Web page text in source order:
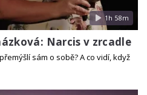
1h 58m
Narcis v zrcadle
sám o sobě? A co vidí, když